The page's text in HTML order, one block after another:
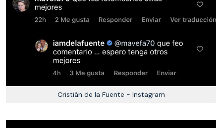
Cristián de la Fuente - Instagram